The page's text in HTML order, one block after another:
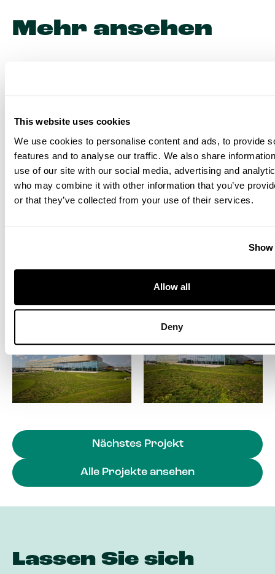
This website uses cookies
We use cookies to personalise content and ads, to provide
features and to analyse our traffic. We also share
use of our site with our social media, advertising and
who may combine it with other information that you’ve
or that they’ve collected from your use of their services.
Allow all
Deny
Mehr ansehen
Alle Projekte ansehen
Nächstes Projekt
Lassen Sie sich